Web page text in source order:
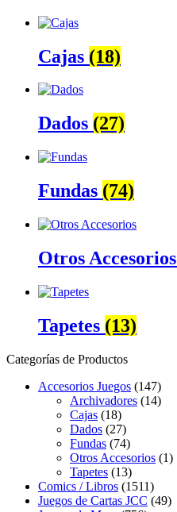
Cajas (18)
Dados (27)
Fundas (74)
Otros Accesorios
Tapetes (13)
Categorías de Productos
Accesorios Juegos (147)
Archivadores (14)
Cajas (18)
Dados (27)
Fundas (74)
Otros Accesorios (1)
Tapetes (13)
Comics / Libros (1511)
Juegos de Cartas JCC (49)